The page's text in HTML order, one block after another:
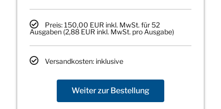
Preis: 150,00 EUR inkl. MwSt. für 52
Ausgaben (2,88 EUR inkl. MwSt. pro Ausgabe)
Versandkosten: inklusive
Weiter zur Bestellung